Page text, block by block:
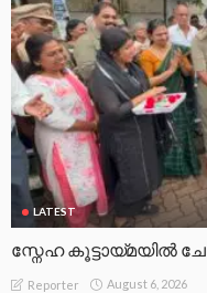
LATEST
സ്നേഹ കൂട്ടായ്മയിൽ
Reporter August 6, 2026